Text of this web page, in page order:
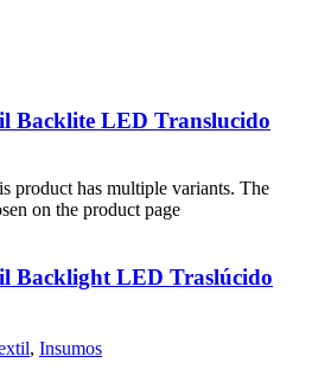
Backlite LED Translucido
product has multiple variants. The
on the product page
Backlight LED Traslúcido
, Insumos